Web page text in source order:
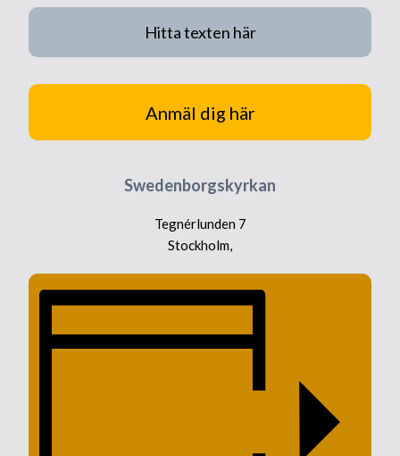
Hitta texten här
Anmäl dig här
Swedenborgskyrkan
Tegnérlunden 7
Stockholm,